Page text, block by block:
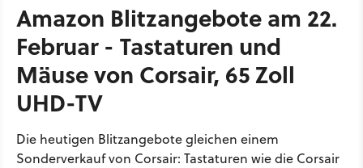
Amazon Blitzangebote am 22.
Februar - Tastaturen und
Mäuse von Corsair, 65 Zoll
UHD-TV
Die heutigen Blitzangebote gleichen einem
Sonderverkauf von Corsair: Tastaturen wie die Corsair